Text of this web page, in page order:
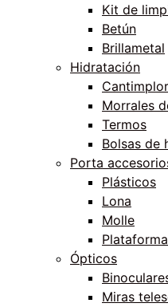
Kit de
Betún
Brillametal
Hidratación
Morrales
Termos
Bolsas de
Porta
Plásticos
Lona
Molle
Ópticos
Miras